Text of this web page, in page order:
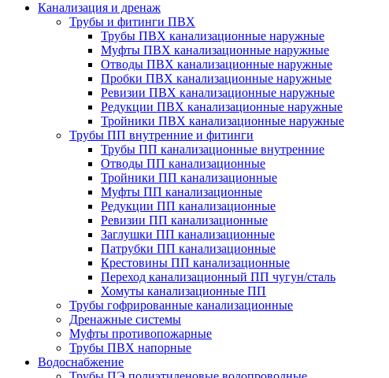
Канализация и дренаж
Трубы и фитинги ПВХ
Трубы ПВХ канализационные наружные
Муфты ПВХ канализационные наружные
Отводы ПВХ канализационные наружные
Пробки ПВХ канализационные наружные
Ревизии ПВХ канализационные наружные
Редукции ПВХ канализационные наружные
Тройники ПВХ канализационные наружные
Трубы ПП внутренние и фитинги
Трубы ПП канализационные внутренние
Отводы ПП канализационные
Тройники ПП канализационные
Муфты ПП канализационные
Редукции ПП канализационные
Ревизии ПП канализационные
Заглушки ПП канализационные
Патрубки ПП канализационные
Крестовины ПП канализационные
Переход канализационный ПП чугун/сталь
Хомуты канализационные ПП
Трубы гофрированные канализационные
Дренажные системы
Муфты противопожарные
Трубы ПВХ напорные
Водоснабжение